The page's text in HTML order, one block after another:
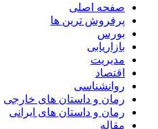
صفحه اصلی
پرفروش ترین ها
بورس
بازاریابی
مدیریت
اقتصاد
روانشناسی
رمان و داستان های خارجی
رمان و داستان های ایرانی
مقاله